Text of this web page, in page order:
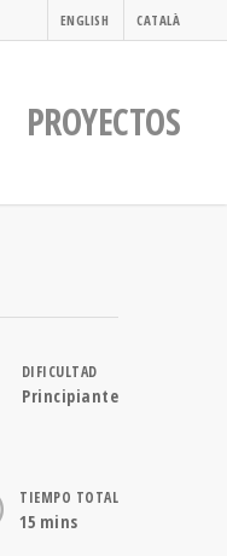
ENGLISH CATALÀ
PROYECTOS
DIFICULTAD
Principiante
TIEMPO TOTAL
15 mins